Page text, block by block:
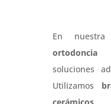
En nuestra
soluciones
Utilizamos